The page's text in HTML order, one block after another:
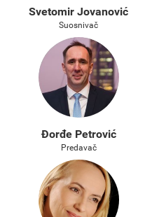
Svetomir Jovanović
Suosnivač
Đorđe Petrović
Predavač